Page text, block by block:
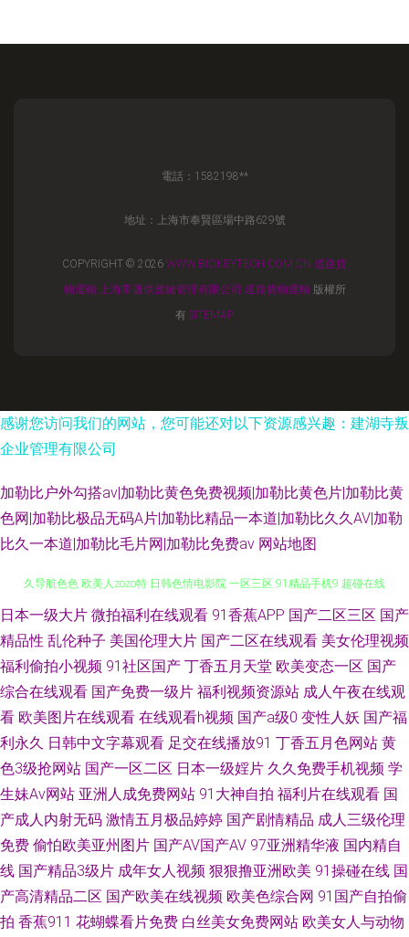
電話：1582198**
地址：上海市奉賢區場中路629號
COPYRIGHT © 2026 WWW.BIOKEYTECH.COM.CN 道路貨
物運輸
上海常邁供應鏈管理有限公司 道路貨物運輸 版權所
有 SITEMAP
感谢您访问我们的网站，您可能还对以下资源感兴趣：建湖寺叛
企业管理有限公司
加勒比户外勾搭av|加勒比黄色免费视频|加勒比黄色片|加勒比黄
色网|加勒比极品无码A片|加勒比精品一本道|加勒比久久AV|加勒
比久一本道|加勒比毛片网|加勒比免费av 网站地图
91竹菊国产 久操超碰 91福利区 AV无码午夜激情 岛国a免费观看 国产色av 久
久导航色色 欧美人zozo特 日韩色情电影院 一区三区 91精品手机9 超碰在线
导航 国产福利社在线 黄色红杏网站 麻豆视屏 日韩欧美色色 午夜福利射喷水
51福利航导 a级片毛片网站 国产不卡无马 黄色库存 蜜芽9啪啪视频 日韩AV
无码网址 亚洲春色另类 91入口免费 色图另类欧美 操草逼123 抖阴蜜桃 国产
在线骚货群p 老湿Ⅹ看 欧美小性爱 日美了片 香蕉影院午夜 2026天天肏 91香
蕉综合操网 超碰啪啪在线 国产三级在线观看 麻豆免费男女叉草 成人在线网
日本一级大片 微拍福利在线观看 91香蕉APP 国产二区三区 国产
精品性 乱伦种子 美国伦理大片 国产二区在线观看 美女伦理视频
福利偷拍小视频 91社区国产 丁香五月天堂 欧美变态一区 国产
综合在线观看 国产免费一级片 福利视频资源站 成人午夜在线观
看 欧美图片在线观看 在线观看h视频 国产a级0 变性人妖 国产福
利永久 日韩中文字幕观看 足交在线播放91 丁香五月色网站 黄
色3级抢网站 国产一区二区 日本一级婬片 久久免费手机视频 学
生妹Av网站 亚洲人成免费网站 91大神自拍 福利片在线观看 国
产成人内射无码 激情五月极品婷婷 国产剧情精品 成人三级伦理
免费 偷怕欧美亚州图片 国产AV国产AV 97亚洲精华液 国内精自
线 国产精品3级片 成年女人视频 狠狠撸亚洲欧美 91操碰在线 国
产高清精品二区 国产欧美在线视频 欧美色综合网 91国产自拍偷
拍 香蕉911 花蝴蝶看片免费 白丝美女免费网站 欧美女人与动物